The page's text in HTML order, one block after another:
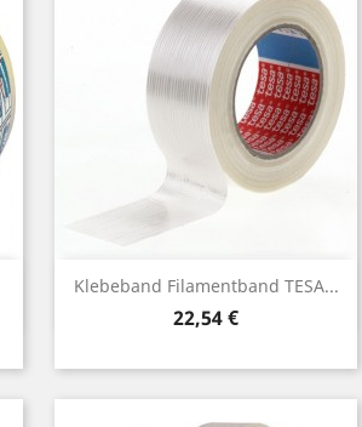
Klebeband Filamentband TESA...
Preis
22,54 €
Vorschau